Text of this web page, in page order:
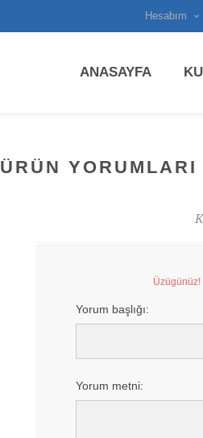
Hesabım
ANASAYFA
ÜRÜN YORUMLARI
Üzügünüz!
Yorum başlığı:
Yorum metni: